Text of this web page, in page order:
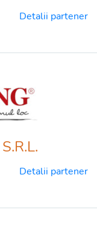
Detalii partener
Detalii partener